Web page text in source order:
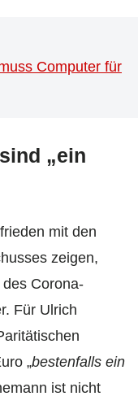
Computer für
„ein
mit den
zeigen,
Corona-
Für Ulrich
„bestenfalls ein
ist nicht